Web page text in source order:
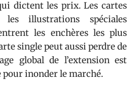
dictent les prix. Les cartes
les illustrations spéciales
les enchères les plus
single peut aussi perdre de
global de l’extension est
inonder le marché.